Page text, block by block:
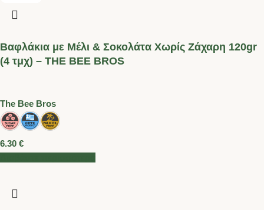
Βαφλάκια με Μέλι & Σοκολάτα Χωρίς Ζάχαρη 120gr
(4 τμχ) – THE BEE BROS
The Bee Bros
6.30 €